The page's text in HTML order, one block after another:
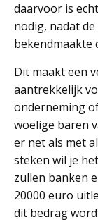
daarvoor is
nodig, nadat
bekendmaakte
Dit maakt een
aantrekkelijk
onderneming
woelige baren
er net als met
steken wil je
zullen banken
20000 euro
dit bedrag